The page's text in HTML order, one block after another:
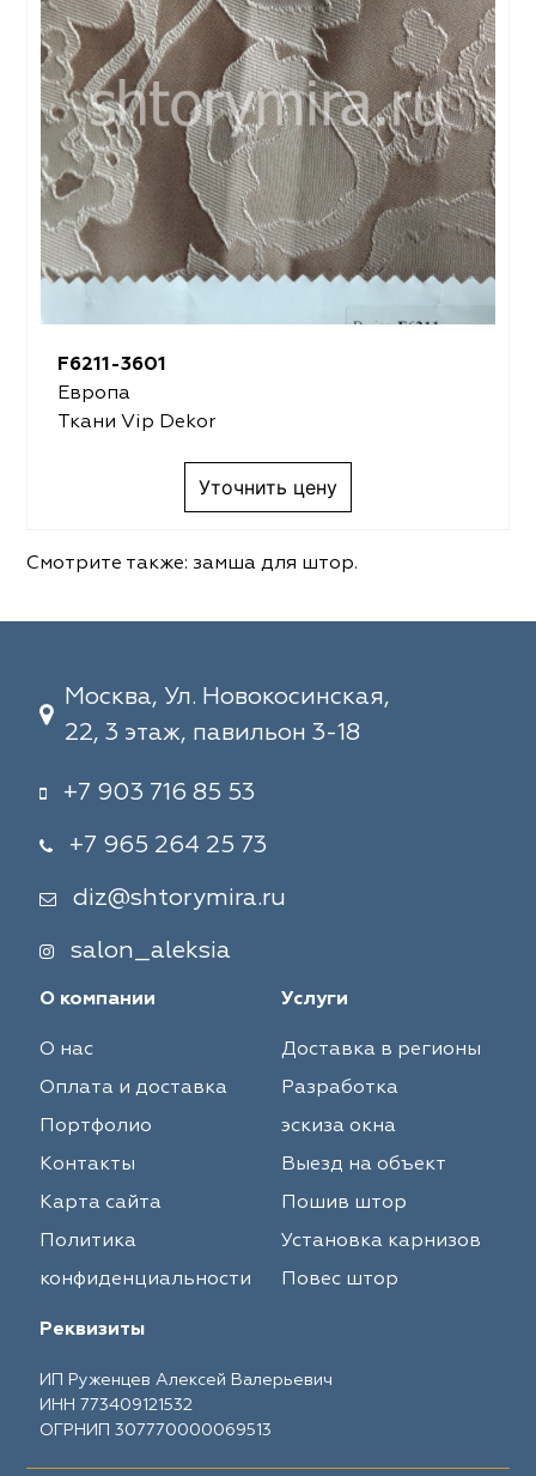
F6211-3601
Европа
Ткани Vip Dekor
Уточнить цену
Смотрите также:замша для штор.
Москва, Ул. Новокосинская,
22, 3 этаж, павильон 3-18
+7 903 716 85 53
+7 965 264 25 73
diz@shtorymira.ru
salon_aleksia
О компании
О нас
Оплата и доставка
Портфолио
Контакты
Карта сайта
Политика
конфиденциальности
Услуги
Доставка в регионы
Разработка
эскиза окна
Выезд на объект
Пошив штор
Установка карнизов
Повес штор
Реквизиты
ИП Руженцев Алексей Валерьевич
ИНН 773409121532
ОГРНИП 307770000069513